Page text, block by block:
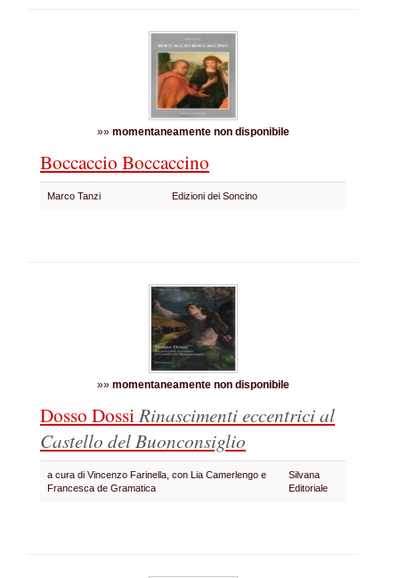
»» momentaneamente non disponibile
Boccaccio Boccaccino
Marco Tanzi Edizioni dei Soncino
»» momentaneamente non disponibile
Dosso DossiRinascimenti eccentrici al
Castello del Buonconsiglio
a cura di Vincenzo Farinella, con Lia Camerlengo e
Francesca de Gramatica
Silvana
Editoriale